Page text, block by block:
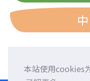
本站使用cookies